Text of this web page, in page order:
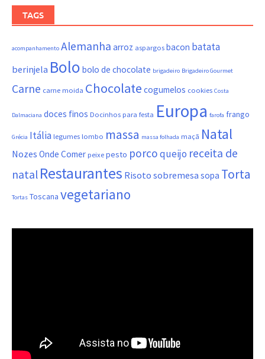
TAGS
acompanhamento Alemanha arroz aspargos bacon batata
berinjela Bolo bolo de chocolate brigadeiro Brigadeiro Gourmet
Carne carne moida Chocolate cogumelos cookies Costa
Dalmaciana doces finos Docinhos para festa Europa farofa frango
Grécia Itália legumes lombo massa massa folhada maçã Natal
Nozes Onde Comer peixe pesto porcoqueijo receita de
natal Restaurantes Risoto sobremesa sopa Torta
Tortas Toscana vegetariano